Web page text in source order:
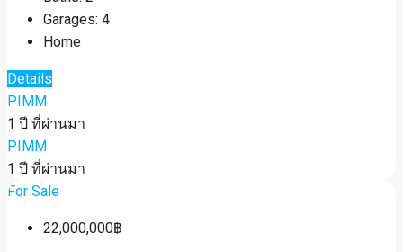
Garages: 4
Home
Details
PIMM
1 ปี ที่ผ่านมา
PIMM
1 ปี ที่ผ่านมา
For Sale
22,000,000฿